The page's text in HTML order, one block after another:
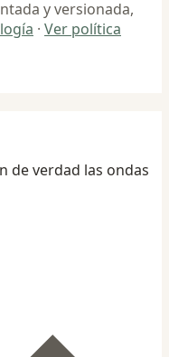
y versionada,
· Ver política
de verdad las ondas